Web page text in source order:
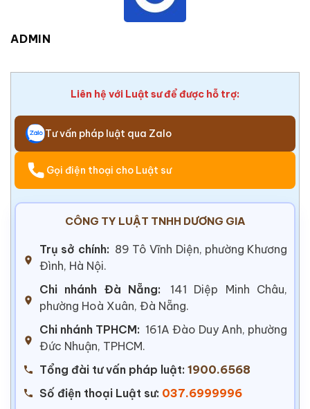
ADMIN
Liên hệ với Luật sư để được hỗ trợ:
Tư vấn pháp luật qua Zalo
Gọi điện thoại cho Luật sư
CÔNG TY LUẬT TNHH DƯƠNG GIA
Trụ sở chính: 89 Tô Vĩnh Diện, phường Khương
Đình, Hà Nội.
Chi nhánh Đà Nẵng:
141 Diệp Minh Châu,
phường Hoà Xuân, Đà Nẵng.
Chi nhánh TPHCM: 161A Đào Duy Anh, phường
Đức Nhuận, TPHCM.
Tổng đài tư vấn pháp luật: 1900.6568
Số điện thoại Luật sư: 037.6999996